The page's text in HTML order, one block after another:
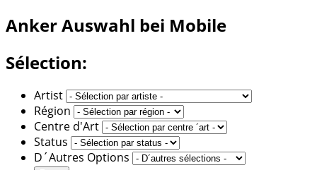
AnkerAuswahl bei Mobile
Sélection:
Artist
Région
Centre d'Art
Status
D´Autres Options